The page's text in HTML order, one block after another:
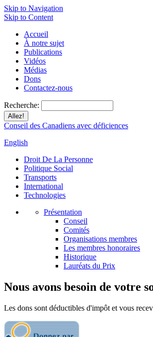
Skip to Navigation
Skip to Content
Accueil
À notre sujet
Publications
Vidéos
Médias
Dons
Contactez-nous
Recherche:
Conseil des Canadiens avec déficiences
English
Droit De La Personne
Politique Social
Transports
International
Technologies
Présentation
Conseil
Comités
Organisations membres
Les membres honoraires
Historique
Lauréats du Prix
Nous avons besoin de votre
Les dons sont déductibles d'impôt et vous